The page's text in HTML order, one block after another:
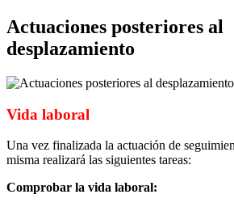
Actuaciones posteriores al
desplazamiento
Vida laboral
Una vez finalizada la actuación de
misma realizará las siguientes tareas:
Comprobar la vida laboral: